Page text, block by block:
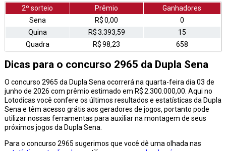
2º sorteio Prêmio
Ganhadores
Sena
R$ 0,00
0
Quina
R$ 3.393,59
15
Quadra
R$ 98,23 658
Dicas para o concurso 2965 da Dupla Sena
O concurso 2965 da Dupla Sena ocorrerá na quarta-feira dia 03 de
junho de 2026 com prêmio estimado em R$ 2.300.000,00. Aqui no
Lotodicas você confere os últimos resultados e estatísticas da Dupla
Sena e têm acesso grátis aos geradores de jogos, portanto pode
utilizar nossas ferramentas para auxiliar na montagem de seus
próximos jogos da Dupla Sena.
Para o concurso 2965 sugerimos que você dê uma olhada nas